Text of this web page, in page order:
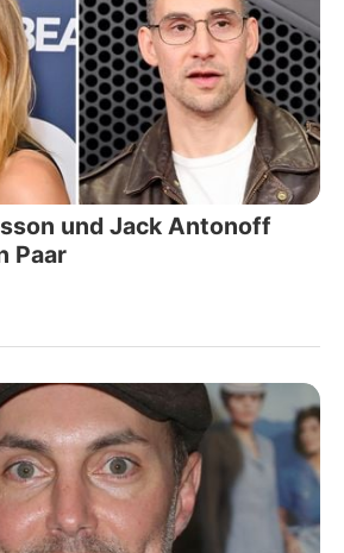
und Jack Antonoff
Paar